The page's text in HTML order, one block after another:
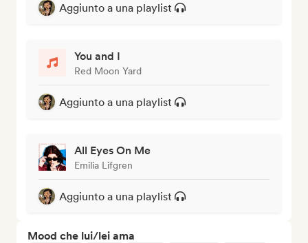
Aggiunto a una playlist
You and I
Red Moon Yard
Aggiunto a una playlist
All Eyes On Me
Emilia Lifgren
Aggiunto a una playlist
Mood che lui/lei ama